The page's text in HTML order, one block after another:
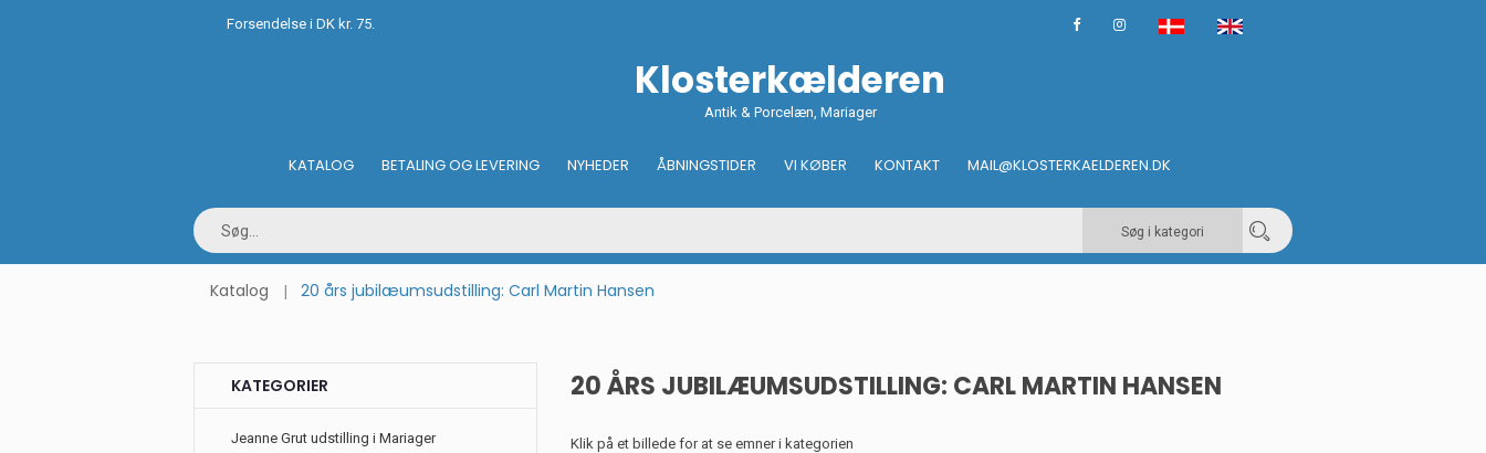
Forsendelse i DK kr. 75.
Klosterkælderen
Antik & Porcelæn, Mariager
KATALOG BETALING OG LEVERING NYHEDER ÅBNINGSTIDER VI KØBER KONTAKT MAIL@KLOSTERKAELDEREN.DK
Søg i kategori
Katalog 20 års jubilæumsudstilling: Carl Martin Hansen
20 ÅRS JUBILÆUMSUDSTILLING: CARL MARTIN HANSEN
Klik på et billede for at se emner i kategorien
KATEGORIER
Jeanne Grut udstilling i Mariager